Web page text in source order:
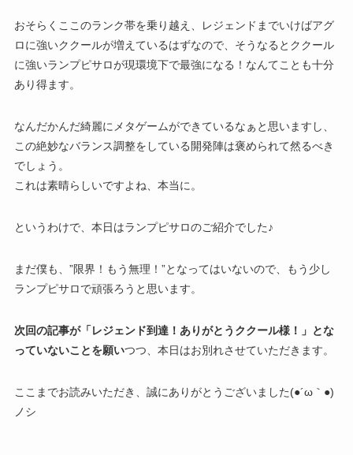
おそらくここのランク帯を乗り越え、レジェンドまでいけばアグ
ロに強いククールが増えているはずなので、そうなるとククール
に強いランプピサロが現環境下で最強になる！なんてことも十分
あり得ます。
なんだかんだ綺麗にメタゲームができているなぁと思いますし、
この絶妙なバランス調整をしている開発陣は褒められて然るべき
でしょう。
これは素晴らしいですよね、本当に。
というわけで、本日はランプピサロのご紹介でした♪
まだ僕も、”限界！もう無理！”となってはいないので、もう少し
ランプピサロで頑張ろうと思います。
次回の記事が「レジェンド到達！ありがとうククール様！」とな
っていないことを願いつつ、本日はお別れさせていただきます。
ここまでお読みいただき、誠にありがとうございました(●´ω｀●)
ノシ